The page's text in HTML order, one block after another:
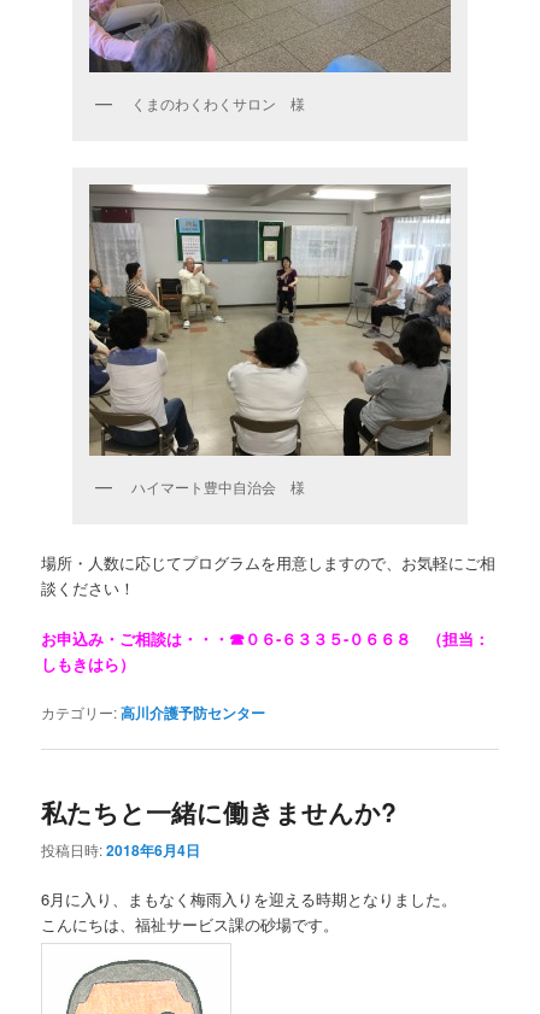
くまのわくわくサロン 様
ハイマート豊中自治会 様
場所・人数に応じてプログラムを用意しますので、お気軽にご相
談ください！
お申込み・ご相談は・・・☎０６-６３３５-０６６８ （担当：
しもきはら）
カテゴリー:高川介護予防センター
私たちと一緒に働きませんか?
投稿日時:2018年6月4日
6月に入り、まもなく梅雨入りを迎える時期となりました。
こんにちは、福祉サービス課の砂場です。